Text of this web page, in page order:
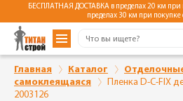
БЕСПЛАТНАЯ ДОСТАВКА в пределах 20 км при
пределах 30 км при покупке
Главная Каталог
самоклеящаяся
Пленка D-C-FIX
2003126